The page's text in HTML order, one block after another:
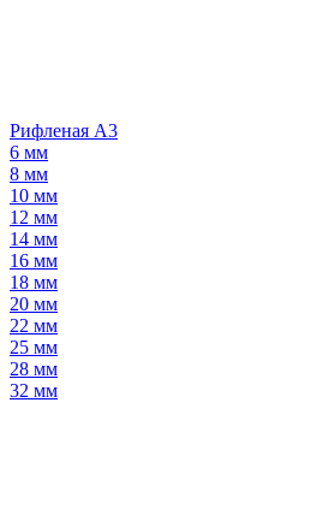
Рифленая А3
6 мм
8 мм
10 мм
12 мм
14 мм
16 мм
18 мм
20 мм
22 мм
25 мм
28 мм
32 мм